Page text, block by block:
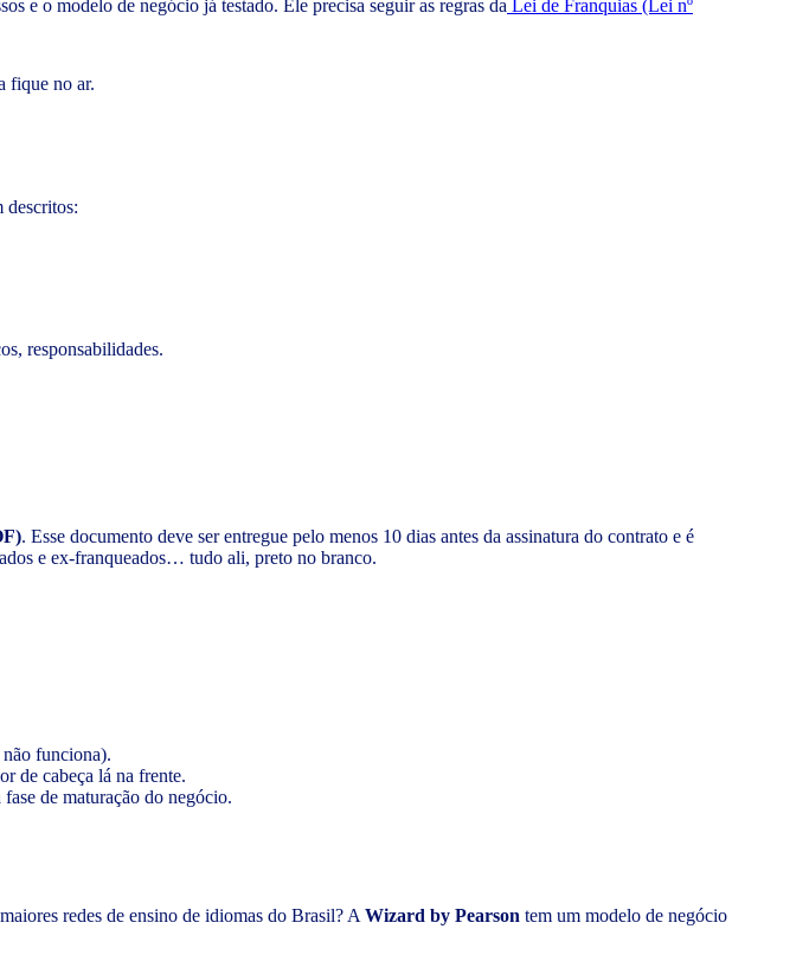
e o modelo de negócio já testado. Ele precisa seguir as regras da Lei de Franquias (Lei nº
fique no ar.
descritos:
responsabilidades.
. Esse documento deve ser entregue pelo menos 10 dias antes da assinatura do contrato e é
e ex-franqueados… tudo ali, preto no branco.
funciona).
de cabeça lá na frente.
de maturação do negócio.
redes de ensino de idiomas do Brasil? A Wizard by Pearson tem um modelo de negócio